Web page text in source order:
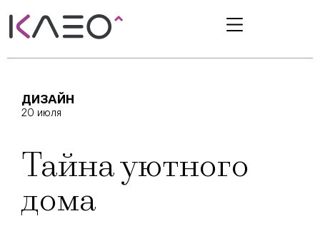
ДИЗАЙН
20 июля
Тайна уютного
дома